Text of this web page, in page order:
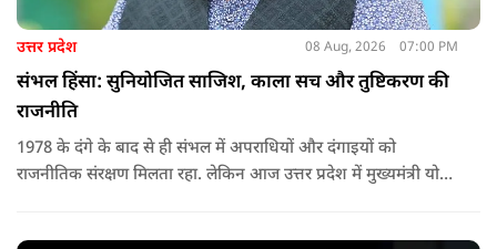
उत्तर प्रदेश 08 Aug, 2026 07:00 PM
संभल हिंसा: सुनियोजित साजिश, काला सच और तुष्टिकरण की
राजनीति
1978 के दंगे के बाद से ही संभल में अपराधियों और दंगाइयों को
राजनीतिक संरक्षण मिलता रहा. लेकिन आज उत्तर प्रदेश में मुख्यमंत्री योगी